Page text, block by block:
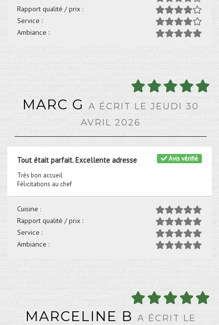
Rapport qualité / prix :
Service :
Ambiance :
MARC G
A ÉCRIT LE JEUDI 30
AVRIL 2026
Avis vérifié
Tout était parfait. Excellente adresse
Très bon accueil
Félicitations au chef
Cuisine :
Rapport qualité / prix :
Service :
Ambiance :
MARCELINE B A ÉCRIT LE